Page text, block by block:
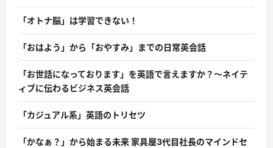
「オトナ脳」は学習できない！
「おはよう」から「おやすみ」までの日常英会話
「お世話になっております」を英語で言えますか？〜ネイテ
ィブに伝わるビジネス英会話
「カジュアル系」英語のトリセツ
「かなぁ？」から始まる未来 家具屋3代目社長のマインドセ